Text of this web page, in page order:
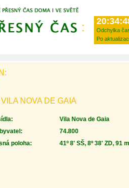
Odchylka
Po
NOVA DE GAIA
Vila Nova de Gaia
74.800
poloha:
41º 8' SŠ, 8º 38' ZD, 91